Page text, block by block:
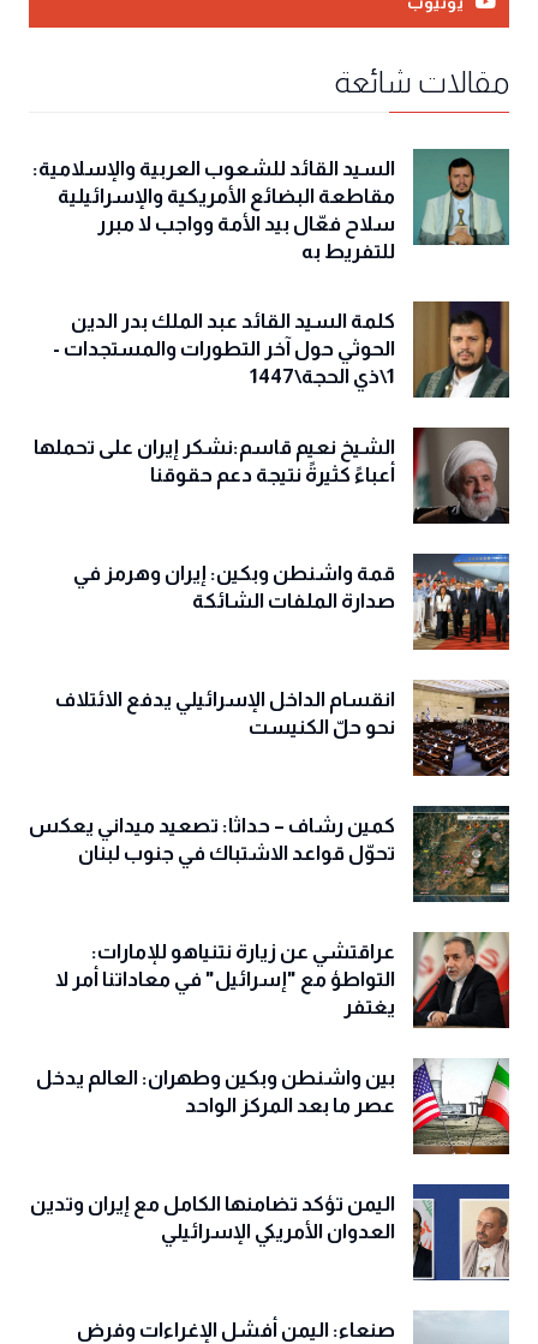
مقالات شائعة
السيد القائد للشعوب العربية والإسلامية:
مقاطعة البضائع الأمريكية والإسرائيلية
سلاح فعّال بيد الأمة وواجب لا مبرر
للتفريط به
كلمة السيد القائد عبد الملك بدر الدين
الحوثي حول آخر التطورات والمستجدات -
1\ذي الحجة\1447
الشيخ نعيم قاسم:نشكر إيران على تحملها
أعباءً كثيرةً نتيجة دعم حقوقنا
قمة واشنطن وبكين: إيران وهرمز في
صدارة الملفات الشائكة
انقسام الداخل الإسرائيلي يدفع الائتلاف
نحو حلّ الكنيست
كمين رشاف – حداثا: تصعيد ميداني يعكس
تحوّل قواعد الاشتباك في جنوب لبنان
عراقتشي عن زيارة نتنياهو للإمارات:
التواطؤ مع "إسرائيل" في معاداتنا أمر لا
يغتفر
بين واشنطن وبكين وطهران: العالم يدخل
عصر ما بعد المركز الواحد
اليمن تؤكد تضامنها الكامل مع إيران وتدين
العدوان الأمريكي الإسرائيلي
صنعاء: اليمن أفشل الإغراءات وفرض